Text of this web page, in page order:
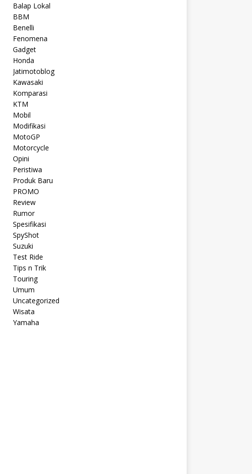
Balap Lokal
BBM
Benelli
Fenomena
Gadget
Honda
Jatimotoblog
Kawasaki
Komparasi
KTM
Mobil
Modifikasi
MotoGP
Motorcycle
Opini
Peristiwa
Produk Baru
PROMO
Review
Rumor
Spesifikasi
SpyShot
Suzuki
Test Ride
Tips n Trik
Touring
Umum
Uncategorized
Wisata
Yamaha